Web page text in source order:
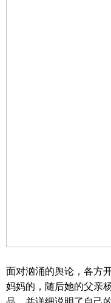
面对汹涌的舆论，各方
妈妈的，随后她的父亲